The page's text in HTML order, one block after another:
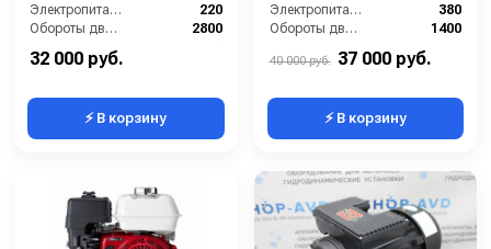
Электропитание (В):
220
Обороты двигателя (об/мин):
2800
32 000 руб.
⚡ В корзину
Электропитание (В):
380
Обороты двигателя (об/мин):
1400
40 000 руб. 37 000 руб.
⚡ В корзину